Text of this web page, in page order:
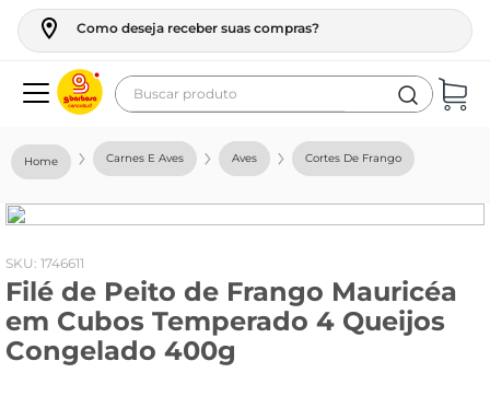
Como deseja receber suas compras?
Buscar produto
Carnes E Aves Aves Cortes De Frango
: 1746611
Filé de Peito de Frango Mauricéa
em Cubos Temperado 4 Queijos
Congelado 400g
geladeira
fogao
café
cerveja
frango